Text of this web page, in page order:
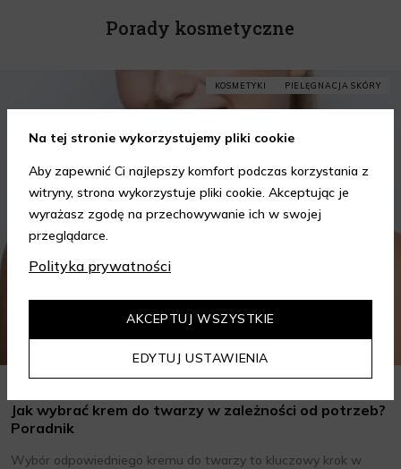
Porady kosmetyczne
KOSMETYKI PIELĘGNACJA SKÓRY
Jak wybrać krem do twarzy w zależności od potrzeb?
Poradnik
Wybór odpowiedniego kremu do twarzy to kluczowy krok w
Na tej stronie wykorzystujemy pliki cookie
Aby zapewnić Ci najlepszy komfort podczas korzystania z
witryny, strona wykorzystuje pliki cookie. Akceptując je
wyrażasz zgodę na przechowywanie ich w swojej
przeglądarce.
Polityka prywatności
EDYTUJ USTAWIENIA
AKCEPTUJ WSZYSTKIE